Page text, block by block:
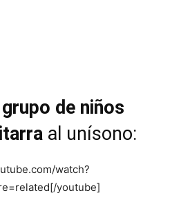
de niños
al unísono:
watch?
youtube]